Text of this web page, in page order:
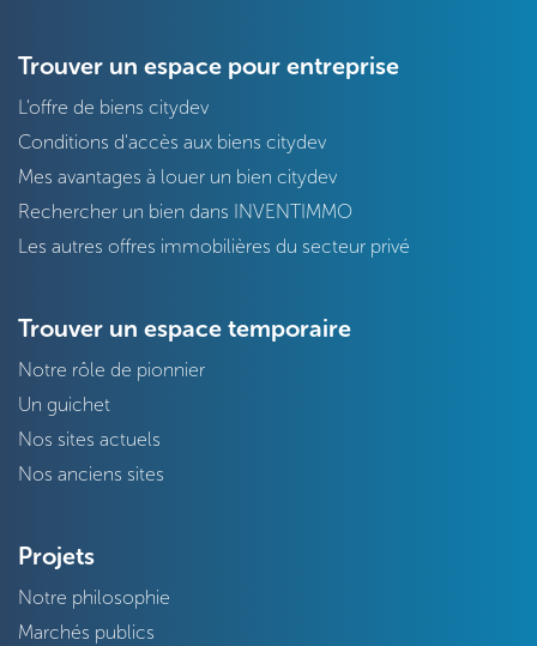
Trouver un espace pour entreprise
L'offre de biens citydev
Conditions d'accès aux biens citydev
Mes avantages à louer un bien citydev
Rechercher un bien dans INVENTIMMO
Les autres offres immobilières du secteur privé
Trouver un espace temporaire
Notre rôle de pionnier
Un guichet
Nos sites actuels
Nos anciens sites
Projets
Notre philosophie
Marchés publics